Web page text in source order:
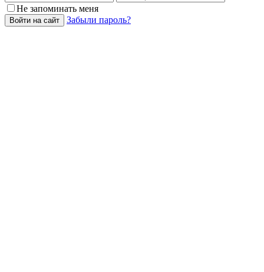
Не запоминать меня
Войти на сайт Забыли пароль?